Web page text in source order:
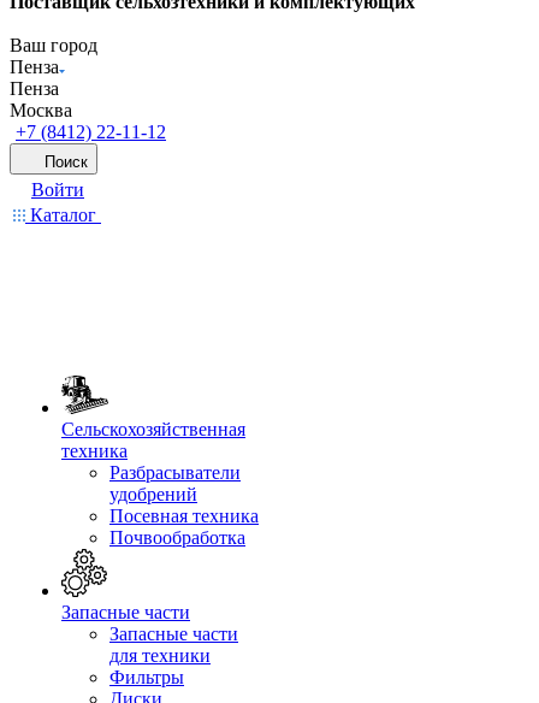
Ваш город
Пенза
Пенза
Москва
+7 (8412) 22-11-12
Поиск
Войти
Каталог
Сельскохозяйственная
техника
Разбрасыватели
удобрений
Посевная техника
Почвообработка
Запасные части
Запасные части
для техники
Фильтры
Диски